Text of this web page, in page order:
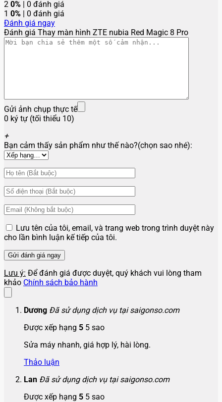
2 0% | 0 đánh giá
1 0% | 0 đánh giá
Đánh giá ngay
Đánh giá Thay màn hình ZTE nubia Red Magic 8 Pro
Gửi ảnh chụp thực tế
0 ký tự (tối thiểu 10)
+
Bạn cảm thấy sản phẩm như thế nào?(chọn sao nhé):
Lưu tên của tôi, email, và trang web trong trình duyệt này
cho lần bình luận kế tiếp của tôi.
Lưu ý: Để đánh giá được duyệt, quý khách vui lòng tham
khảo Chính sách bảo hành
Dương Đã sử dụng dịch vụ tại saigonso.com
Được xếp hạng 5 5 sao
Sửa máy nhanh, giá hợp lý, hài lòng.
Thảo luận
Lan Đã sử dụng dịch vụ tại saigonso.com
Được xếp hạng 5 5 sao